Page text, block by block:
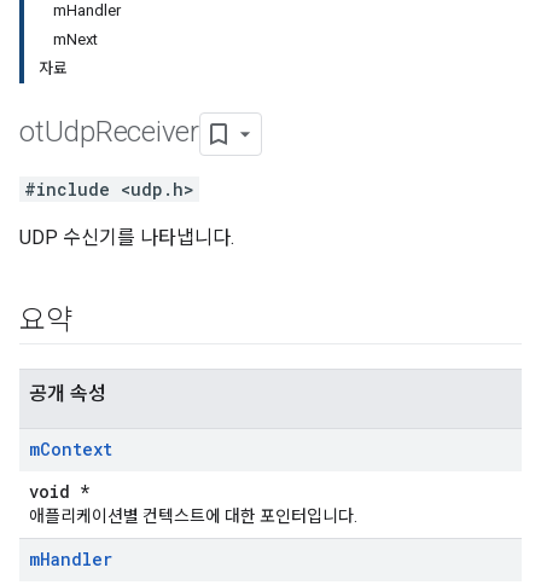
mHandler
mNext
자료
otUdpReceiver
#include <udp.h>
UDP 수신기를 나타냅니다.
요약
공개 속성
mContext
void *
애플리케이션별 컨텍스트에 대한 포인터입니다.
mHandler